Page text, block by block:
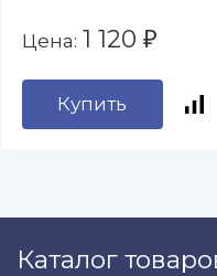
Цена: 1 120 ₽
Купить
Каталог